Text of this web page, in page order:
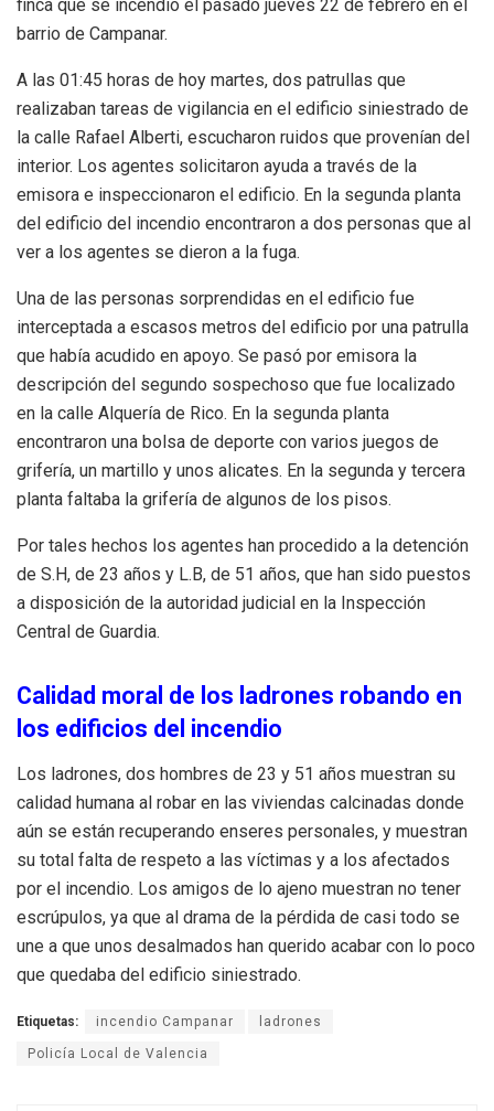
finca que se incendió el pasado jueves 22 de febrero en el
barrio de Campanar.
A las 01:45 horas de hoy martes, dos patrullas que
realizaban tareas de vigilancia en el edificio siniestrado de
la calle Rafael Alberti, escucharon ruidos que provenían del
interior. Los agentes solicitaron ayuda a través de la
emisora e inspeccionaron el edificio. En la segunda planta
del edificio del incendio encontraron a dos personas que al
ver a los agentes se dieron a la fuga.
Una de las personas sorprendidas en el edificio fue
interceptada a escasos metros del edificio por una patrulla
que había acudido en apoyo. Se pasó por emisora la
descripción del segundo sospechoso que fue localizado
en la calle Alquería de Rico. En la segunda planta
encontraron una bolsa de deporte con varios juegos de
grifería, un martillo y unos alicates. En la segunda y tercera
planta faltaba la grifería de algunos de los pisos.
Por tales hechos los agentes han procedido a la detención
de S.H, de 23 años y L.B, de 51 años, que han sido puestos
a disposición de la autoridad judicial en la Inspección
Central de Guardia.
Calidad moral de los ladrones robando en
los edificios del incendio
Los ladrones, dos hombres de 23 y 51 años muestran su
calidad humana al robar en las viviendas calcinadas donde
aún se están recuperando enseres personales, y muestran
su total falta de respeto a las víctimas y a los afectados
por el incendio. Los amigos de lo ajeno muestran no tener
escrúpulos, ya que al drama de la pérdida de casi todo se
une a que unos desalmados han querido acabar con lo poco
que quedaba del edificio siniestrado.
Etiquetas: incendio Campanar ladrones
Policía Local de Valencia